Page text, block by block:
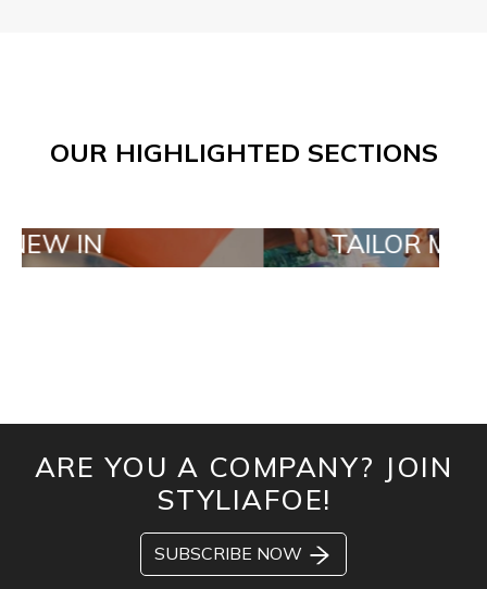
OUR HIGHLIGHTED SECTIONS
TAILOR MADE
ARE YOU A COMPANY? JOIN
STYLIAFOE!
SUBSCRIBE NOW